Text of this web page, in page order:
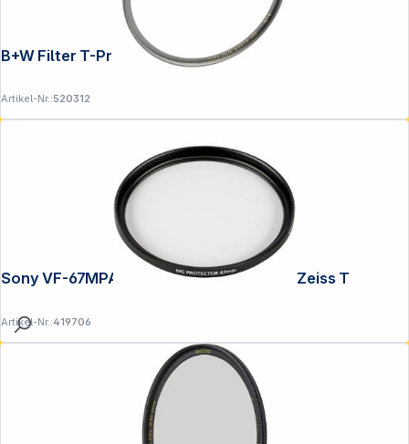
Artikel-Nr.:520312
Sony VF-67MPAM MC Schutz 67mm Carl Zeiss T
Artikel-Nr.:419706